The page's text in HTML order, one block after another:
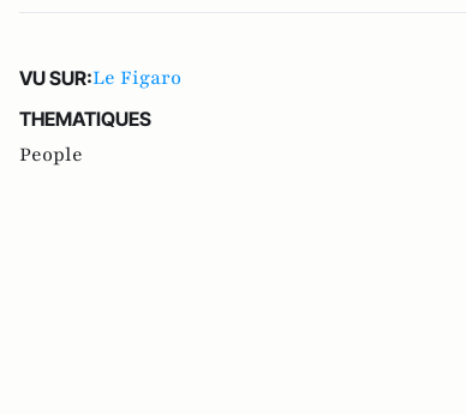
VU SUR:Le Figaro
THEMATIQUES
People